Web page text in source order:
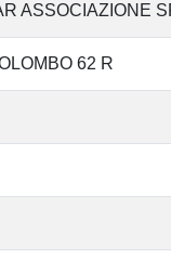
ASSOCIAZIONE
62 R